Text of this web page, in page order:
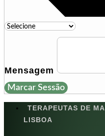
Mensagem
Marcar Sessão
TERAPEUTAS DE
LISBOA